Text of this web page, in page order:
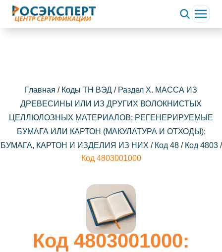
Главная / Коды ТН ВЭД / Раздел X. МАССА ИЗ
ДРЕВЕСИНЫ ИЛИ ИЗ ДРУГИХ ВОЛОКНИСТЫХ
ЦЕЛЛЮЛОЗНЫХ МАТЕРИАЛОВ; РЕГЕНЕРИРУЕМЫЕ
БУМАГА ИЛИ КАРТОН (МАКУЛАТУРА И ОТХОДЫ);
БУМАГА, КАРТОН И ИЗДЕЛИЯ ИЗ НИХ / Код 48 / Код 4803 /
Код 4803001000
Код 4803001000:
ChatApp
online
WhatsApp